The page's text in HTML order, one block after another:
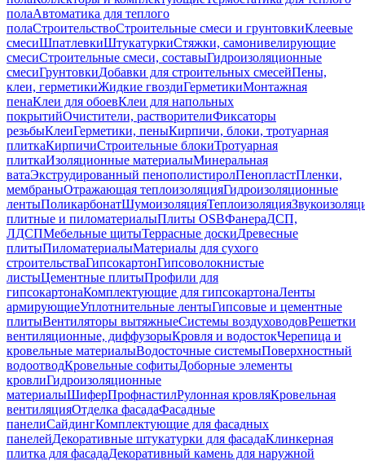
полаАвтоматика для теплого
полаСтроительствоСтроительные смеси и грунтовкиКлеевые
смесиШпатлевкиШтукатуркиСтяжки, самонивелирующие
смесиСтроительные смеси, составыГидроизоляционные
смесиГрунтовкиДобавки для строительных смесейПены,
клеи, герметикиЖидкие гвоздиГерметикиМонтажная
пенаКлеи для обоевКлеи для напольных
покрытийОчистители, растворителиФиксаторы
резьбыКлеиГерметики, пеныКирпичи, блоки, тротуарная
плиткаКирпичиСтроительные блокиТротуарная
плиткаИзоляционные материалыМинеральная
ватаЭкструдированный пенополистиролПенопластПленки,
мембраныОтражающая теплоизоляцияГидроизоляционные
лентыПоликарбонатШумоизоляцияТеплоизоляция
плитные и пиломатериалыПлиты OSBФанераДСП,
ЛДСПМебельные щитыТеррасные доскиДревесные
плитыПиломатериалыМатериалы для сухого
строительстваГипсокартонГипсоволокнистые
листыЦементные плитыПрофили для
гипсокартонаКомплектующие для гипсокартонаЛенты
армирующиеУплотнительные лентыГипсовые и цементные
плитыВентиляторы вытяжныеСистемы воздуховодовРешетки
вентиляционные, диффузорыКровля и водостокЧерепица и
кровельные материалыВодосточные системыПоверхностный
водоотводКровельные софитыДоборные элементы
кровлиГидроизоляционные
материалыШиферПрофнастилРулонная кровляКровельная
вентиляцияОтделка фасадаФасадные
панелиСайдингКомплектующие для фасадных
панелейДекоративные штукатурки для фасадаКлинкерная
плитка для фасадаДекоративный камень для наружной